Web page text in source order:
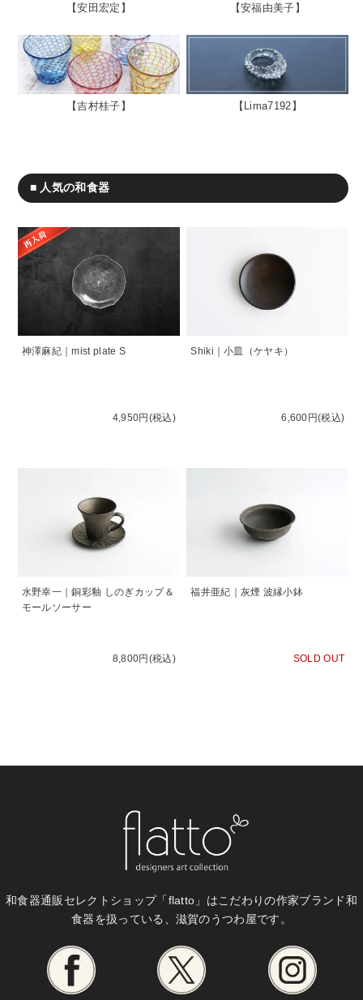
安田宏定 安福由美子
吉村桂子 Lima7192
■ 人気の和食器
神澤麻紀｜mist plate S
4,950円(税込)
Shiki｜小皿（ケヤキ）
6,600円(税込)
水野幸一｜銅彩釉 しのぎカップ＆
モールソーサー
8,800円(税込)
福井亜紀｜灰煙 波縁小鉢
SOLD OUT
和食器通販セレクトショップ「flatto」はこだわりの作家ブランド和
食器を扱っている、滋賀のうつわ屋です。